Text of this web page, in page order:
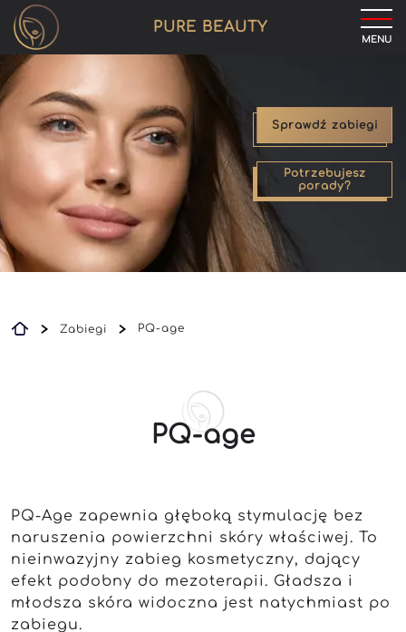
Sprawdź zabiegi
Potrzebujesz
porady?
MENU
PURE BEAUTY
Zabiegi PQ-age
PQ-age
PQ-Age zapewnia głęboką stymulację bez
naruszenia powierzchni skóry właściwej. To
nieinwazyjny zabieg kosmetyczny, dający
efekt podobny do mezoterapii. Gładsza i
młodsza skóra widoczna jest natychmiast po
zabiegu.